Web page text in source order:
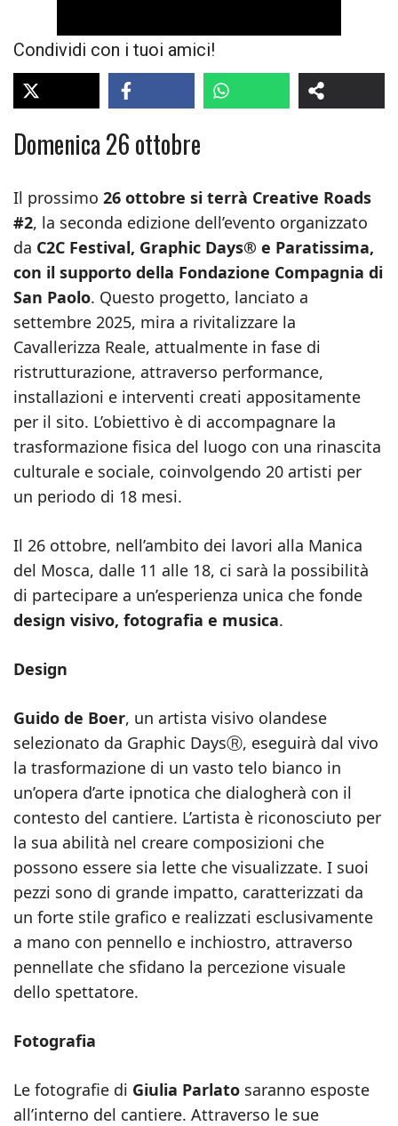
Condividi con i tuoi amici!
Domenica 26 ottobre
Il prossimo 26 ottobre si terrà Creative Roads
#2, la seconda edizione dell’evento organizzato
da C2C Festival, Graphic Days® e Paratissima,
con il supporto della Fondazione Compagnia di
San Paolo. Questo progetto, lanciato a
settembre 2025, mira a rivitalizzare la
Cavallerizza Reale, attualmente in fase di
ristrutturazione, attraverso performance,
installazioni e interventi creati appositamente
per il sito. L’obiettivo è di accompagnare la
trasformazione fisica del luogo con una rinascita
culturale e sociale, coinvolgendo 20 artisti per
un periodo di 18 mesi.
Il 26 ottobre, nell’ambito dei lavori alla Manica
del Mosca, dalle 11 alle 18, ci sarà la possibilità
di partecipare a un’esperienza unica che fonde
design visivo, fotografia e musica.
Design
Guido de Boer, un artista visivo olandese
selezionato da Graphic DaysⓇ, eseguirà dal vivo
la trasformazione di un vasto telo bianco in
un’opera d’arte ipnotica che dialogherà con il
contesto del cantiere. L’artista è riconosciuto per
la sua abilità nel creare composizioni che
possono essere sia lette che visualizzate. I suoi
pezzi sono di grande impatto, caratterizzati da
un forte stile grafico e realizzati esclusivamente
a mano con pennello e inchiostro, attraverso
pennellate che sfidano la percezione visuale
dello spettatore.
Fotografia
Le fotografie di Giulia Parlato saranno esposte
all’interno del cantiere. Attraverso le sue